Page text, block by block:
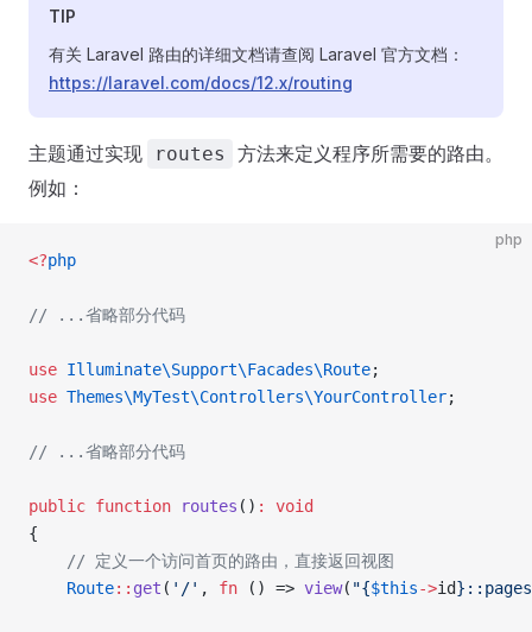
TIP
有关 Laravel 路由的详细文档请查阅 Laravel 官方文档：
https://laravel.com/docs/12.x/routing
主题通过实现 routes
方法来定义程序所需要的路由。
例如：
php
<?php
// ...省略部分代码
use Illuminate\Support\Facades\Route;
use Themes\MyTest\Controllers\YourController;
// ...省略部分代码
public function routes () :
void
{
    // 定义一个访问首页的路由，直接返回视图
    Route
:: get ( '/' , fn () => view( "{$this->id